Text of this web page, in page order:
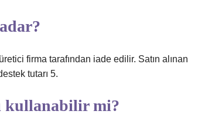
firma tarafından iade edilir. Satın alınan
tutarı 5.
kullanabilir mi?